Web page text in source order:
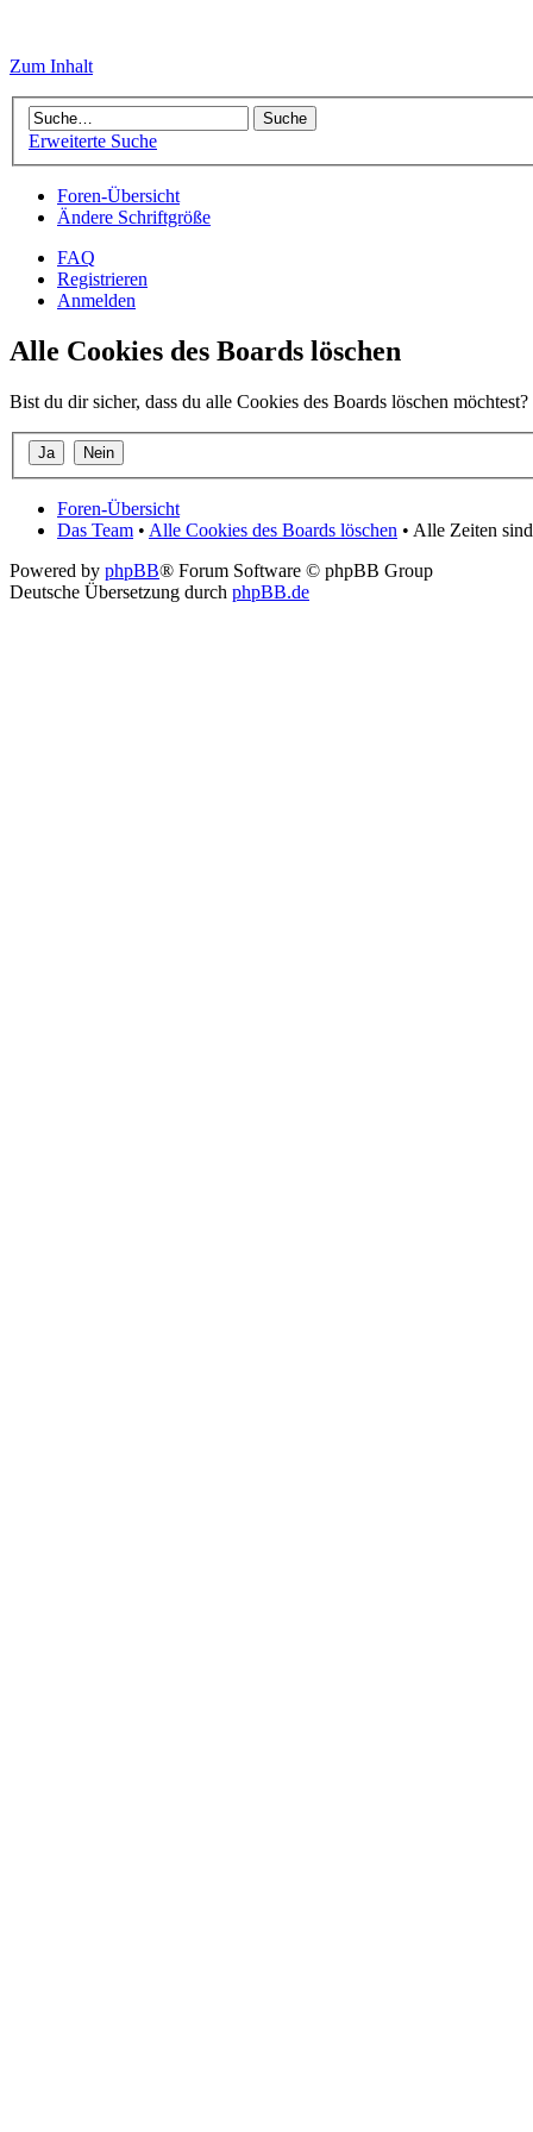
Zum Inhalt
Erweiterte Suche
Foren-Übersicht
Ändere Schriftgröße
FAQ
Registrieren
Anmelden
Alle Cookies des Boards löschen
Bist du dir sicher, dass du alle Cookies des Boards löschen möchtest?
Foren-Übersicht
Das Team • Alle Cookies des Boards löschen • Alle Zeiten
Powered by phpBB® Forum Software © phpBB Group
Deutsche Übersetzung durch phpBB.de